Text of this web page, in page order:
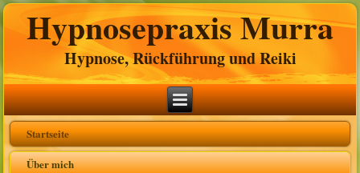
Hypnosepraxis Murra
Hypnose, Rückführung und Reiki
Startseite
Über mich